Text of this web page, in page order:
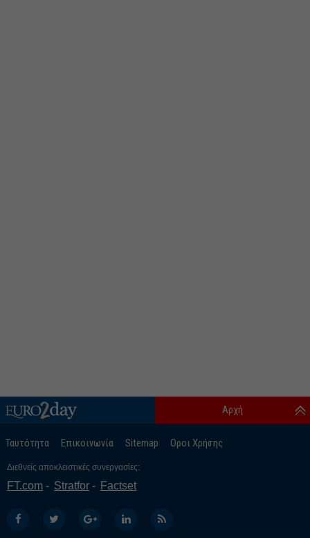
Ταυτότητα Επικοινωνία Sitemap Οροι Χρήσης
Αρχή
Διεθνείς αποκλειστικές συνεργασίες:
FT.com Stratfor Factset